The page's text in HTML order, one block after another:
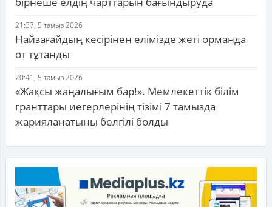
21:37, 5 тамыз 2026
Найзағайдың кесірінен елімізде жеті орманда
от тұтанды
20:41, 5 тамыз 2026
«Жақсы жаңалығым бар!». Мемлекеттік білім
гранттары иегерлерінің тізімі 7 тамызда
жарияланатыны белгілі болды